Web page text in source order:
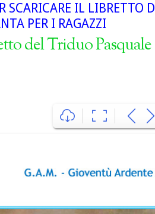
SCARICARE IL LIBRETTO
PER I RAGAZZI
del Triduo